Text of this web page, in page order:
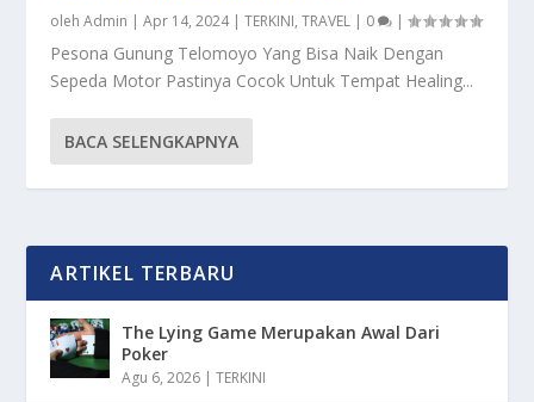
olehAdmin |Apr 14, 2024|TERKINI,TRAVEL | 0 |
Pesona Gunung Telomoyo Yang Bisa Naik Dengan
Sepeda Motor Pastinya Cocok Untuk Tempat Healing...
BACA SELENGKAPNYA
ARTIKEL TERBARU
The Lying Game Merupakan Awal Dari
Poker
Agu 6, 2026 |TERKINI